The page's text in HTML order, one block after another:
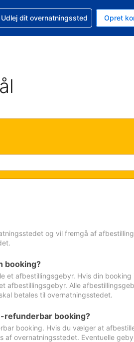
valuta er Danske kroner
nuværende sprog er Dansk
hjælp til en booking
Udlej dit overnatningssted Opret
og vil fremgå af
booking?
et afbestillingsgebyr. Hvis din
afbestillingsgebyr. Alle
betales til overnatningsstedet.
refunderbar booking?
booking. Hvis du vælger at
overnatningsstedet. Eventuelle